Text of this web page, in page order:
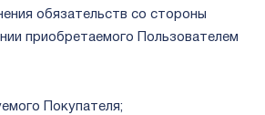
обязательств со стороны
приобретаемого Пользователем
Покупателя;